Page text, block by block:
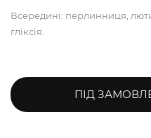
Всередині: перлинниця,
гліксія.
ПІД